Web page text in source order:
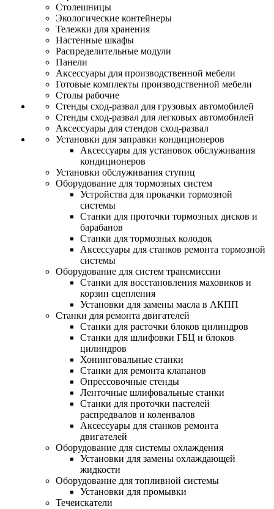
Столешницы
Экологические контейнеры
Тележки для хранения
Настенные шкафы
Распределительные модули
Панели
Аксессуары для производственной мебели
Готовые комплекты производственной мебели
Столы рабочие
Стенды сход-развал для грузовых автомобилей
Стенды сход-развал для легковых автомобилей
Аксессуары для стендов сход-развал
Установки для заправки кондиционеров
Аксессуары для установок обслуживания
кондиционеров
Установки обслуживания ступиц
Оборудование для тормозных систем
Устройства для прокачки тормозной
системы
Станки для проточки тормозных дисков и
барабанов
Станки для тормозных колодок
Аксессуары для станков ремонта тормозной
системы
Оборудование для систем трансмиссии
Станки для восстановления маховиков и
корзин сцепления
Установки для замены масла в АКПП
Станки для ремонта двигателей
Станки для расточки блоков цилиндров
Станки для шлифовки ГБЦ и блоков
цилиндров
Хонинговальные станки
Станки для ремонта клапанов
Опрессовочные стенды
Ленточные шлифовальные станки
Станки для проточки пастелей
распредвалов и коленвалов
Аксессуары для станков ремонта
двигателей
Оборудование для системы охлаждения
Установки для замены охлаждающей
жидкости
Оборудование для топливной системы
Установки для промывки
Течеискатели